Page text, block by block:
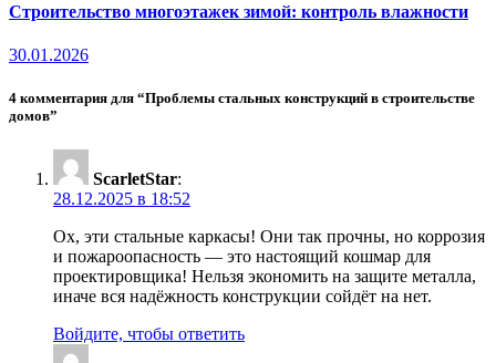
Строительство многоэтажек зимой: контроль влажности
30.01.2026
4 комментария для “Проблемы стальных конструкций в строительстве
домов”
ScarletStar:
28.12.2025 в 18:52
Ох, эти стальные каркасы! Они так прочны, но коррозия
и пожароопасность — это настоящий кошмар для
проектировщика! Нельзя экономить на защите металла,
иначе вся надёжность конструкции сойдёт на нет.
Войдите, чтобы ответить